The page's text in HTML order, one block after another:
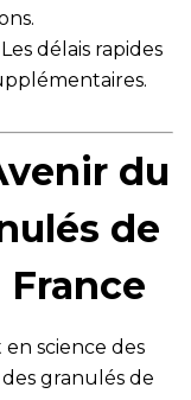
délais rapides
du
de
science des
granulés de